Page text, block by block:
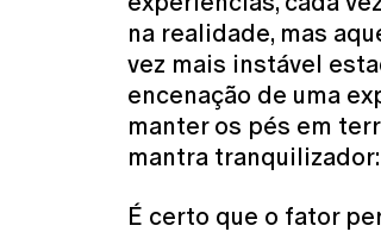
na realidade, mas
vez mais instável
encenação de uma
manter os pés em
mantra
É certo que o fator